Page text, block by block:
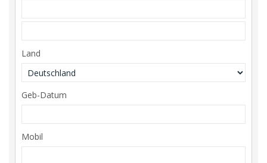
Land
Geb-Datum
Mobil